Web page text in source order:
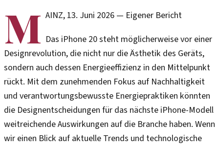
M AINZ, 13. Juni 2026— Eigener Bericht
Das iPhone 20 steht möglicherweise vor einer
Designrevolution, die nicht nur die Ästhetik des Geräts,
sondern auch dessen Energieeffizienz in den Mittelpunkt
rückt. Mit dem zunehmenden Fokus auf Nachhaltigkeit
und verantwortungsbewusste Energiepraktiken könnten
die Designentscheidungen für das nächste iPhone-Modell
weitreichende Auswirkungen auf die Branche haben. Wenn
wir einen Blick auf aktuelle Trends und technologische